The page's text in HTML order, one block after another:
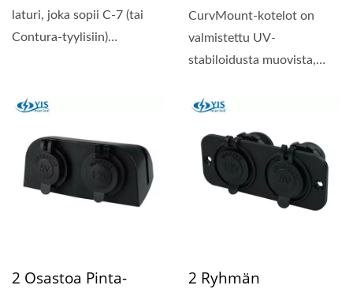
laturi, joka sopii C-7 (tai
Contura-tyylisiin)
CurvMount-kotelot on
valmistettu UV-
stabiloidusta muovista,
suojakorkit...
2 Osastoa Pinta-
2 Ryhmän